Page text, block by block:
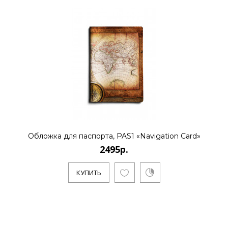
Обложка для паспорта, PAS1 «Navigation Card»
2495р.
КУПИТЬ